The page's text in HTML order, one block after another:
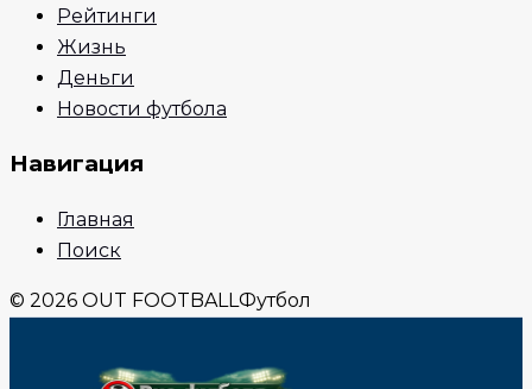
Рейтинги
Жизнь
Деньги
Новости футбола
Навигация
Главная
Поиск
© 2026 OUT FOOTBALLФутбол